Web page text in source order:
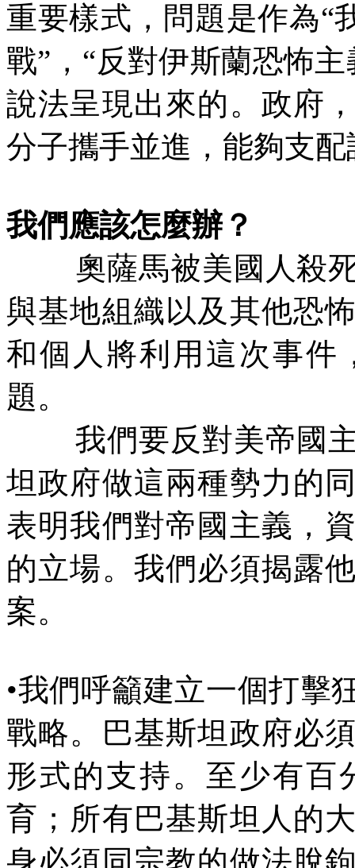
重要樣式，問題是作為“
戰”，“反對伊斯蘭恐怖
說法呈現出來的。政府
分子攜手並進，能夠支配
我們應該怎麼辦？
奧薩馬被美國人殺
與基地組織以及其他恐
和個人將利用這次事件
題。
我們要反對美帝國
坦政府做這兩種勢力的
表明我們對帝國主義，
的立場。我們必須揭露
案。
•我們呼籲建立一個打擊
戰略。巴基斯坦政府必
形式的支持。至少有百
育；所有巴基斯坦人的